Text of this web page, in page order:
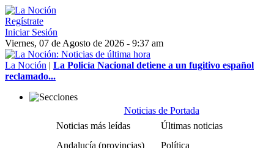
Regístrate
Iniciar Sesión
Viernes, 07 de Agosto de 2026 - 9:37 am
La Noción | La Policía Nacional detiene a un fugitivo español
reclamado...
Noticias de Portada
Noticias más leídas
Últimas noticias
Andalucía (provincias)
Política